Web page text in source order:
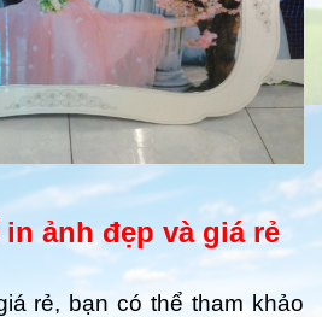
ảnh đẹp và giá rẻ
rẻ, bạn có thể tham khảo